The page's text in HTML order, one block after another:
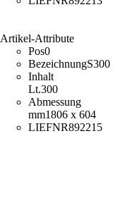
Artikel-Attribute
Pos0
BezeichnungS300
Inhalt
Lt.300
Abmessung
mm1806 x 604
LIEFNR892215